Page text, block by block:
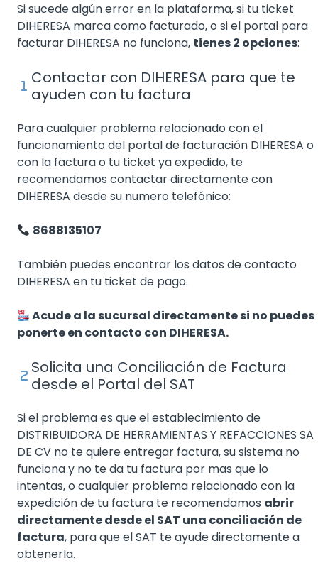
Si sucede algún error en la plataforma, si tu ticket
DIHERESA marca como facturado, o si el portal para
facturar DIHERESA no funciona, tienes 2 opciones:
Contactar con DIHERESA para que te
ayuden con tu factura
Para cualquier problema relacionado con el
funcionamiento del portal de facturación DIHERESA o
con la factura o tu ticket ya expedido, te
recomendamos contactar directamente con
DIHERESA desde su numero telefónico:
8688135107
También puedes encontrar los datos de contacto
DIHERESA en tu ticket de pago.
Acude a la sucursal directamente si no puedes
ponerte en contacto con DIHERESA.
Solicita una Conciliación de Factura
desde el Portal del SAT
Si el problema es que el establecimiento de
DISTRIBUIDORA DE HERRAMIENTAS Y REFACCIONES SA
DE CV no te quiere entregar factura, su sistema no
funciona y no te da tu factura por mas que lo
intentas, o cualquier problema relacionado con la
expedición de tu factura te recomendamos abrir
directamente desde el SAT una conciliación de
factura, para que el SAT te ayude directamente a
obtenerla.